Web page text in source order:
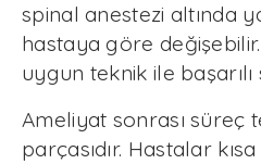
spinal anestezi altında
hastaya göre değişebilir.
uygun teknik ile
Ameliyat sonrası süreç
parçasıdır. Hastalar